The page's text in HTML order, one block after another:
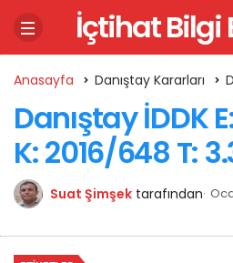
İçtihat Bilgi
Anasayfa Danıştay Kararları
Danıştay İDDK
K: 2016/648 T:
Suat Şimşek tarafından